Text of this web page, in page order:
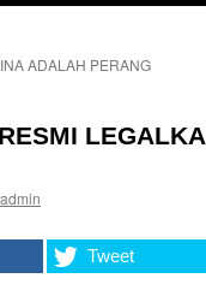
ADALAH PERANG
Tweet